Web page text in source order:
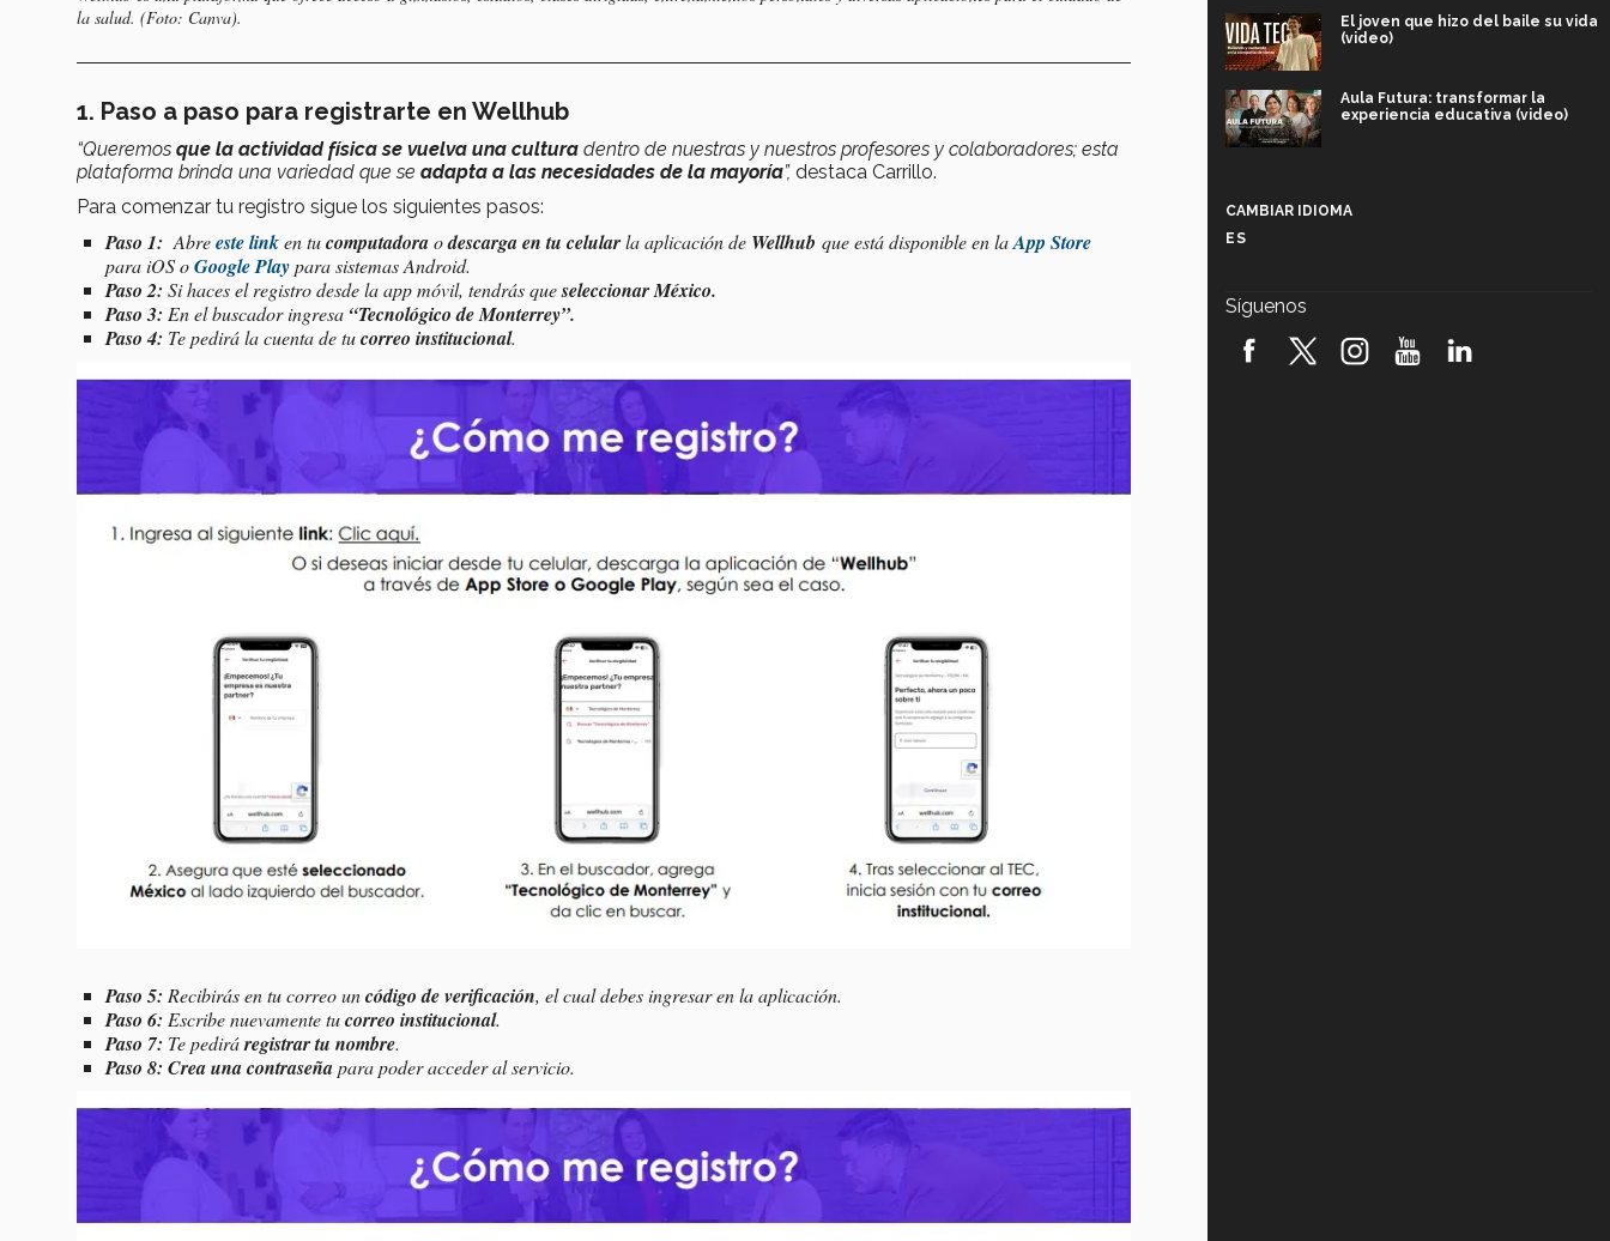
la salud. (Foto: Canva).
1. Paso a paso para registrarte en Wellhub
“Queremos que la actividad física se vuelva una cultura dentro de nuestras y nuestros profesores y colaboradores; esta
plataforma brinda una variedad que se adapta a las necesidades de la mayoría”, destaca Carrillo.
Para comenzar tu registro sigue los siguientes pasos:
Paso 1: Abreeste linken tucomputadoraodescarga en tu celularla aplicación de Wellhub que está disponible en laApp Store
para iOS oGoogle Playpara sistemas Android.
Paso 2: Si haces el registro desde la app móvil, tendrás queseleccionar México.
Paso 3: Enel buscador ingresa “Tecnológico de Monterrey”.
Paso 4: Te pedirá la cuenta de tucorreo institucional.
Paso 5: Recibirás en tu correo uncódigo de verificación, el cual debes ingresar en la aplicación.
Paso 6: Escribe nuevamente tucorreo institucional.
Paso 7: Te pediráregistrar tu nombre.
Paso 8: Crea una contraseñapara poder acceder al servicio.
El joven que hizo del baile su vida
(video)
Aula Futura: transformar la
experiencia educativa (video)
robótica FIRST 2026! (video)
CAMBIAR IDIOMA
ES
Síguenos